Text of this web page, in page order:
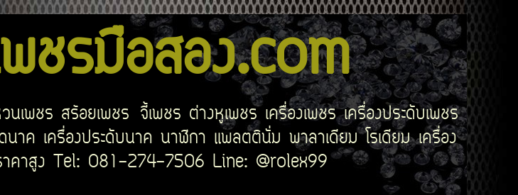
ชรมือสอง.com
เพชร สร้อยเพชร จี้เพชร ต่างหูเพชร เครื่องเพชร เครื่องประดับเพชร
าค เครื่องประดับนาค นาฬิกา แพลตตินั่ม พาลาเดียม โรเดียม เครื่อง
าคาสูง Tel: 081-274-7506 Line: @rolex99